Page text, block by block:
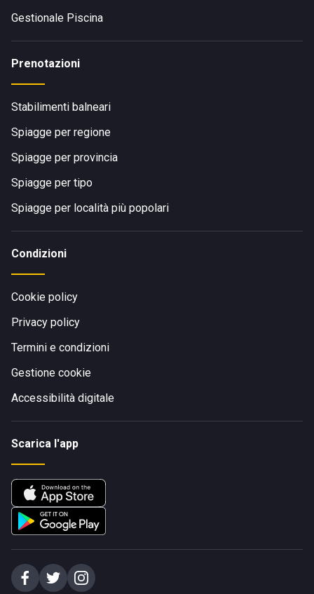
Gestionale Piscina
Prenotazioni
Stabilimenti balneari
Spiagge per regione
Spiagge per provincia
Spiagge per tipo
Spiagge per località più popolari
Condizioni
Cookie policy
Privacy policy
Termini e condizioni
Gestione cookie
Accessibilità digitale
Scarica l'app